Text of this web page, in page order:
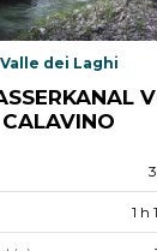
Valle dei Laghi
CALAVINO
1 h